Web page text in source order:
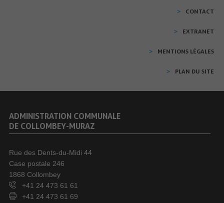
CONTACT
EXTRANET
MENTIONS LÉGALES
PLAN DU SITE
ADMINISTRATION COMMUNALE
DE COLLOMBEY-MURAZ
Rue des Dents-du-Midi 44
Case postale 246
1868 Collombey
+41 24 473 61 61
+41 24 473 61 69